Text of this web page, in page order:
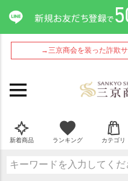
→三京商会を装った詐欺
新着商品 ランキング カテゴリ